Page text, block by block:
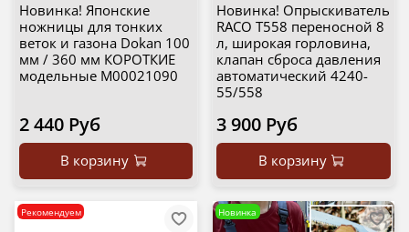
Новинка! Японские
ножницы для тонких
веток и газона Dokan 100
мм / 360 мм КОРОТКИЕ
модельные М00021090
2 440 Руб
В корзину
Новинка! Опрыскиватель
RACO T558 переносной 8
л, широкая горловина,
клапан сброса давления
автоматический 4240-
55/558
3 900 Руб
В корзину
Рекомендуем Новинка